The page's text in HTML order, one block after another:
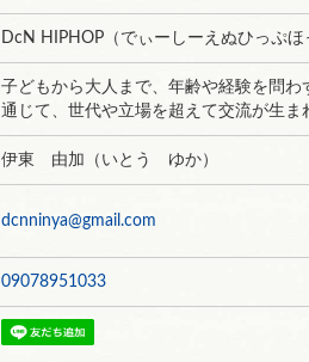
DcN HIPHOP（でぃーしーえぬひっぷほ
子どもから大人まで、年齢や経験を問
通じて、世代や立場を超えて交流が生
伊東 由加（いとう ゆか）
dcnninya@gmail.com
09078951033